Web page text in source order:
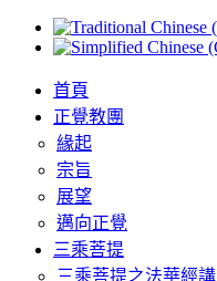
首頁
正覺教團
緣起
宗旨
展望
邁向正覺
三乘菩提
三乘菩提之法華經講